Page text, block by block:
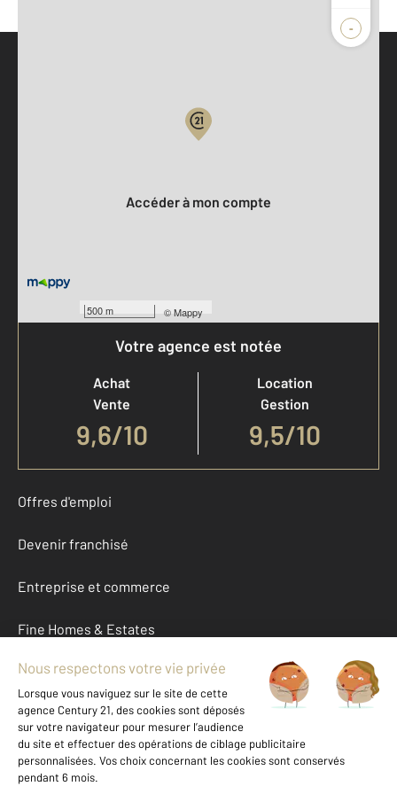
-
500 m ©Mappy
Accéder à mon compte
Votre agence est notée
Achat
Vente
9,6/10
Location
Gestion
9,5/10
Offres d'emploi
Devenir franchisé
Entreprise et commerce
Fine Homes & Estates
À propos
International
Nous contacter